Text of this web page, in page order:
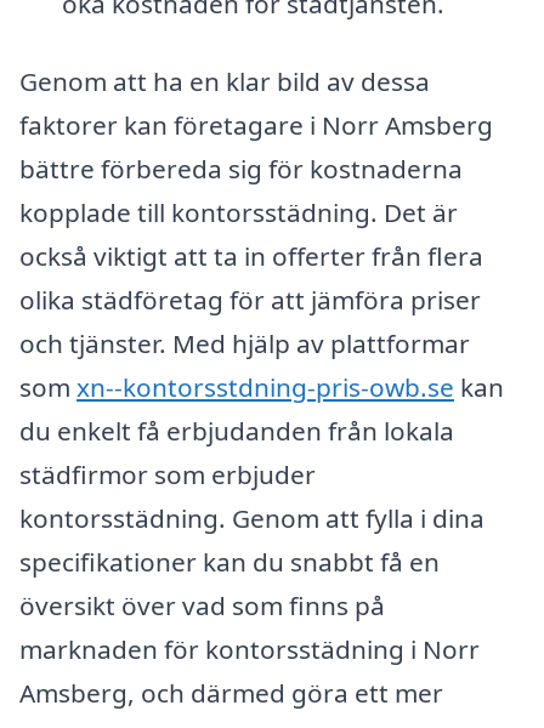
Genom att ha en klar bild av dessa
faktorer kan företagare i Norr Amsberg
bättre förbereda sig för kostnaderna
kopplade till kontorsstädning. Det är
också viktigt att ta in offerter från flera
olika städföretag för att jämföra priser
och tjänster. Med hjälp av plattformar
som xn--kontorsstdning-pris-owb.se kan
du enkelt få erbjudanden från lokala
städfirmor som erbjuder
kontorsstädning. Genom att fylla i dina
specifikationer kan du snabbt få en
översikt över vad som finns på
marknaden för kontorsstädning i Norr
Amsberg, och därmed göra ett mer